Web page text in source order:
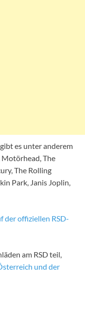
es unter anderem
Motörhead, The
The Rolling
Park, Janis Joplin,
der offiziellen RSD-
am RSD teil,
und der